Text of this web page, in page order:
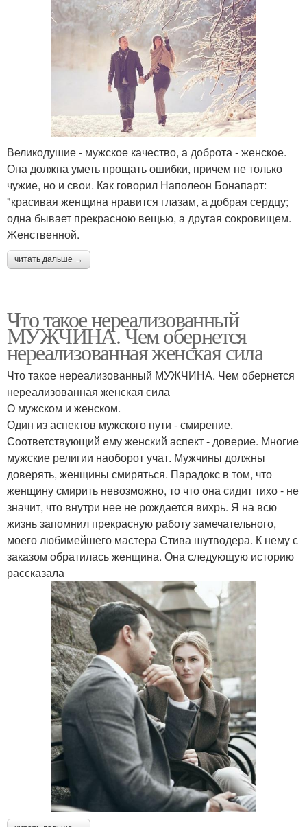
Великодушие - мужское качество, а доброта - женское.
Она должна уметь прощать ошибки, причем не только
чужие, но и свои. Как говорил Наполеон Бонапарт:
"красивая женщина нравится глазам, а добрая сердцу;
одна бывает прекрасною вещью, а другая сокровищем.
Женственной.
читать дальше →
Что такое нереализованный
МУЖЧИНА. Чем обернется
нереализованная женская сила
Что такое нереализованный МУЖЧИНА. Чем обернется
нереализованная женская сила
О мужском и женском.
Один из аспектов мужского пути - смирение.
Соответствующий ему женский аспект - доверие. Многие
мужские религии наоборот учат. Мужчины должны
доверять, женщины смиряться. Парадокс в том, что
женщину смирить невозможно, то что она сидит тихо - не
значит, что внутри нее не рождается вихрь. Я на всю
жизнь запомнил прекрасную работу замечательного,
моего любимейшего мастера Стива шутводера. К нему с
заказом обратилась женщина. Она следующую историю
рассказала